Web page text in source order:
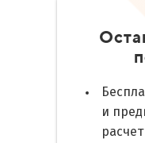
и